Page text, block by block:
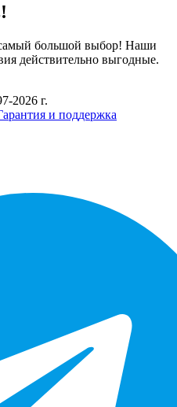
самый большой выбор! Наши
действительно выгодные.
2026 г.
и поддержка